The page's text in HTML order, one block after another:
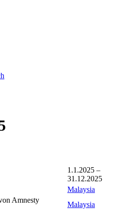
1.1.2025 –
31.12.2025
Malaysia
Amnesty
Malaysia